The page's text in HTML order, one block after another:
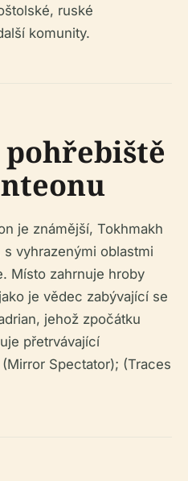
ruské
komunity.
je známější, Tokhmakh
vyhrazenými oblastmi
Místo zahrnuje hroby
je vědec zabývající se
jehož zpočátku
přetrvávající
Spectator); (Traces